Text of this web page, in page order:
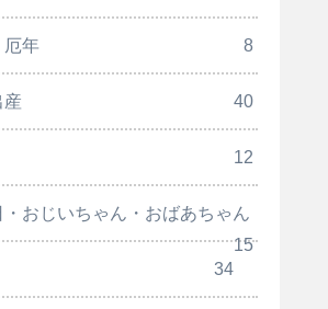
厄年 8
産 40
12
おじいちゃん・おばあちゃん
15
34